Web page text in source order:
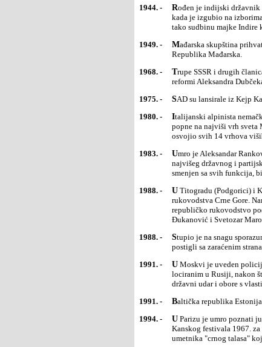
1944. -
Rođen je indijski državnik Radživ Gandi (Rajiv Gandhi), premijer Indije od 1984. do novembra 1989.
kada je izgubio na
tako sudbinu majke Indire
1949. -
Mađarska skupština prihvatila je sovjetski model državnog uređenja i promenila naziv države u Narodna
Republika Mađarska.
1968. -
Trupe SSSR i drugih članica Varšavskog pakta ušle su u Čehoslovačku da bi onemogućile sprovođenje
reformi Aleksandra
1975. -
SAD su lansirale iz Kejp
1980. -
Italijanski alpinista nemačkog porekla Rajnhold Mesner (Reinhold Messner) je prvi uspeo da se sam
popne na najviši vrh sveta
osvojio svih 14 vrhova
1983. -
Umro je Aleksandar Ranković, nekadašnji potpredsednik SFRJ, šef službe Državne bezbednosti i član
najvišeg državnog i
smenjen sa svih funkcija,
1988. -
U Titogradu (Podgorici) i Kolašinu počeli su masovni mitinzi protiv tadašnjeg komunističkog
rukovodstva Crne Gore.
republičko rukovodstvo
Đukanović i Svetozar
1988. -
Stupio je na snagu sporazum o prestanku osmogodišnjeg rata između Irana i Iraka, koji su posrednici UN
postigli sa zaraćenim
1991. -
U Moskvi je uveden policijski čas, Boris Jeljcin ukazom je preuzeo komandu nad oružanim snagama SSSR
lociranim u Rusiji, nakon
državni udar i obore s
1991. -
Baltička republika
1994. -
U Parizu je umro poznati jugoslovenski reditelj Aleksandar Saša Petrović (65) dobitnik specijalne nagrade
Kanskog festivala 1967.
umetnika "crnog talasa"